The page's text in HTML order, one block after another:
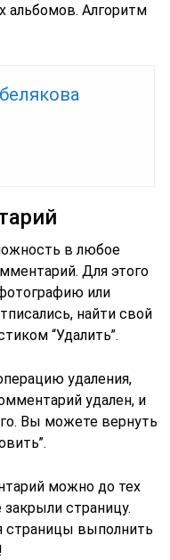
альбомов. Алгоритм
в любое
Для этого
или
найти свой
“Удалить”.
удаления,
удален, и
Вы можете вернуть
можно до тех
страницу.
страницы выполнить